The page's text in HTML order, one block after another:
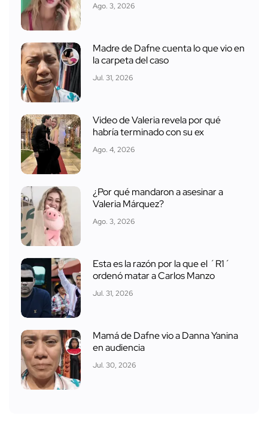
Ago. 3, 2026
Madre de Dafne cuenta lo que vio en
la carpeta del caso
Jul. 31, 2026
Video de Valeria revela por qué
habría terminado con su ex
Ago. 4, 2026
¿Por qué mandaron a asesinar a
Valeria Márquez?
Ago. 3, 2026
Esta es la razón por la que el ´R1´
ordenó matar a Carlos Manzo
Jul. 31, 2026
Mamá de Dafne vio a Danna Yanina
en audiencia
Jul. 30, 2026